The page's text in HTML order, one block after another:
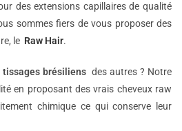
des extensions capillaires de qualité
sommes fiers de vous proposer des
le Raw Hair.
tissages brésiliens des autres ? Notre
en proposant des vrais cheveux raw
chimique ce qui conserve leur